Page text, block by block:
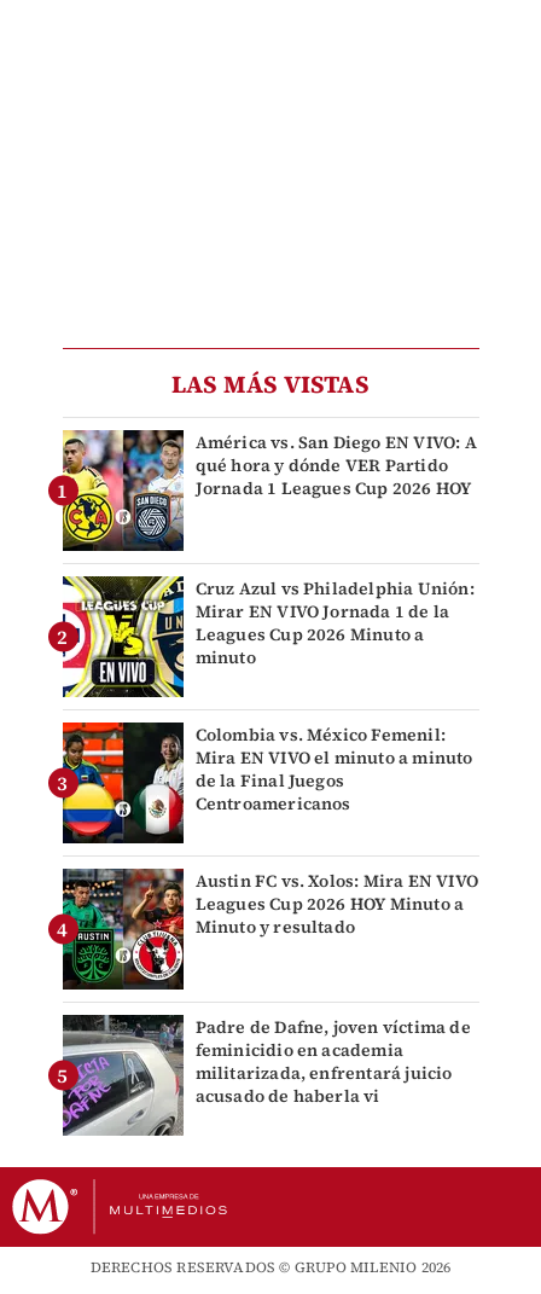
LAS MÁS VISTAS
América vs. San Diego EN VIVO: A
qué hora y dónde VER Partido
Jornada 1 Leagues Cup 2026 HOY
Cruz Azul vs Philadelphia Unión:
Mirar EN VIVO Jornada 1 de la
Leagues Cup 2026 Minuto a
minuto
Colombia vs. México Femenil:
Mira EN VIVO el minuto a minuto
de la Final Juegos
Centroamericanos
Austin FC vs. Xolos: Mira EN VIVO
Leagues Cup 2026 HOY Minuto a
Minuto y resultado
Padre de Dafne, joven víctima de
feminicidio en academia
militarizada, enfrentará juicio
acusado de haberla vi
DERECHOS RESERVADOS © GRUPO MILENIO 2026